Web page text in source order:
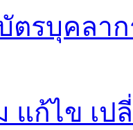
ตรบุคลา
แก้ไข เ